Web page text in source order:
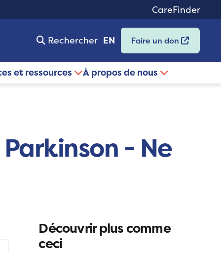
CareFinder
Rechercher EN Faire un don
et ressources À propos de nous
- Ne
Découvrir plus comme
ceci